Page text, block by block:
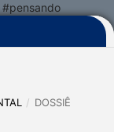
#pensando
/ DOSSIÊ